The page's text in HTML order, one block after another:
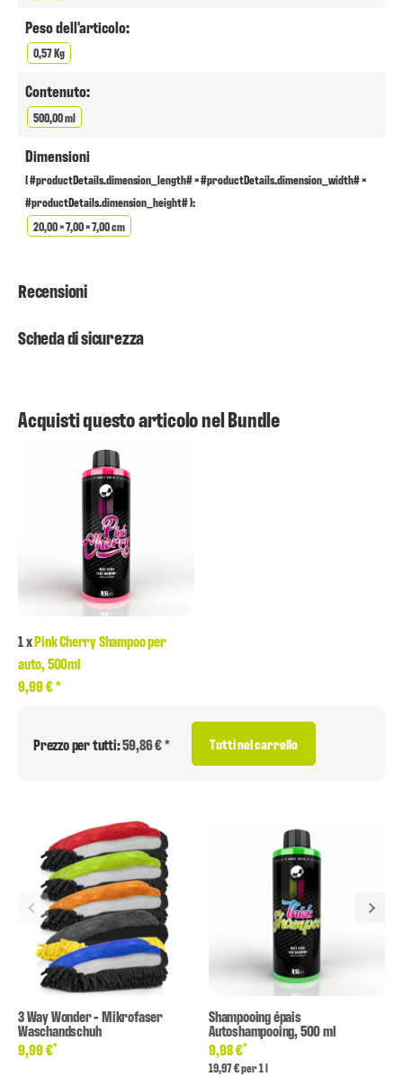
Peso dell'articolo:
0,57 Kg
Contenuto:
500,00 ml
Dimensioni
( #productDetails.dimension_length# × #productDetails.dimension_width# ×
#productDetails.dimension_height# ):
20,00 × 7,00 × 7,00 cm
Recensioni
Scheda di sicurezza
Acquisti questo articolo nel Bundle
1xPink Cherry Shampoo per
auto, 500ml
9,99 €*
Prezzo per tutti:59,86 € * Tutti nel carrello
3 Way Wonder - Mikrofaser
Waschandschuh
9,99 €*
Shampooing épais
Autoshampooing, 500 ml
9,98 €*
19,97 € per 1 l